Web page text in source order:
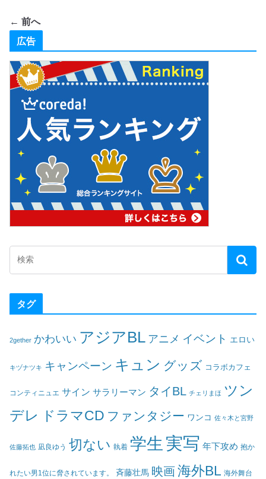
← 前へ
広告
タグ
2gether かわいい アジアBL アニメ イベント エロい
キヅナツキ キャンペーン キュン グッズ コラボカフェ
コンティニュエ サイン サラリーマン タイBL チェリまほ ツン
デレ ドラマCD ファンタジー ワンコ 佐々木と宮野
佐藤拓也 凪良ゆう 切ない 執着 学生 実写 年下攻め 抱か
れたい男1位に脅されています。 斉藤壮馬 映画海外BL 海外舞台